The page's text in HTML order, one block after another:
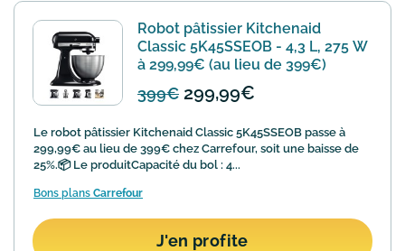
Robot pâtissier Kitchenaid
Classic 5K45SSEOB - 4,3 L, 275 W
à 299,99€ (au lieu de 399€)
399€ 299,99€
Le robot pâtissier Kitchenaid Classic 5K45SSEOB passe à
299,99€ au lieu de 399€ chez Carrefour, soit une baisse de
25%.📦 Le produitCapacité du bol : 4...
Bons plans Carrefour
J'en profite